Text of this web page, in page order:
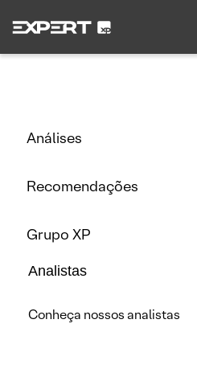
Análises
Recomendações
Grupo XP
Analistas
Conheça nossos analistas